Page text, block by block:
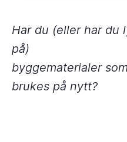
Har du (eller har du
på)
byggematerialer
brukes på nytt?